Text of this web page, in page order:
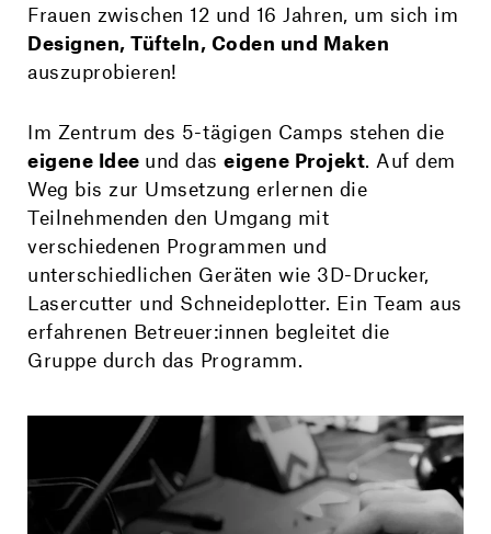
Frauen zwischen 12 und 16 Jahren, um sich im
Designen, Tüfteln, Coden und Maken
auszuprobieren!
Im Zentrum des 5-tägigen Camps stehen die
eigene Idee und daseigene Projekt. Auf dem
Weg bis zur Umsetzung erlernen die
Teilnehmenden den Umgang mit
verschiedenen Programmen und
unterschiedlichen Geräten wie 3D-Drucker,
Lasercutter und Schneideplotter. Ein Team aus
erfahrenen Betreuer:innen begleitet die
Gruppe durch das Programm.